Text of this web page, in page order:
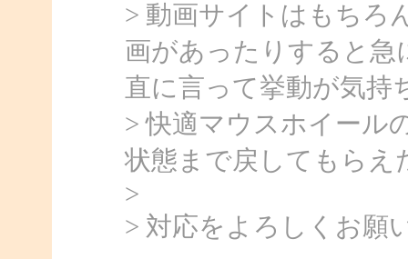
> 動画サイトはもちろ
画があったりすると急
直に言って挙動が気持
> 快適マウスホイール
状態まで戻してもらえ
>
> 対応をよろしくお願